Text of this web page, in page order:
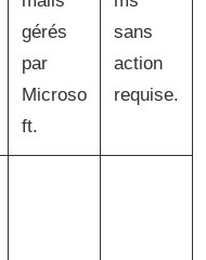
gérés
par
Microso
ft.
sans
action
requise.